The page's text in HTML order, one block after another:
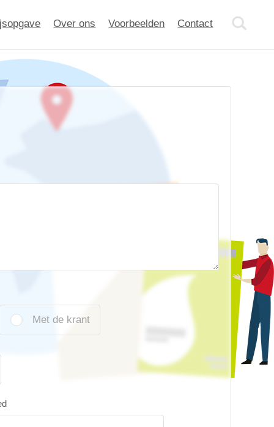
Over ons Voorbeelden Contact
Met de krant